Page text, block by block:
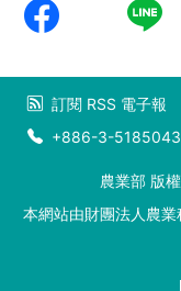
訂閱 RSS 電子報
+886-3-5185043
農業部 版
本網站由財團法人農